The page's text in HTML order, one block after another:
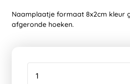
Naamplaatje formaat 8x2cm kleur
afgeronde hoeken.